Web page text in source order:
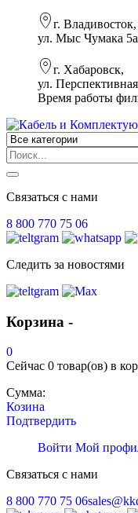
г. Владивосток,
ул. Мыс Чумака
г. Хабаровск,
ул.
Время работы
Связаться с нами
8 800 770 75 06
Следить за новостями
Корзина -
0
Сейчас 0 товар(ов) в
Сумма:
Козина
Подтвердить
Войти Мой
Связаться с нами
8 800 770 75 06